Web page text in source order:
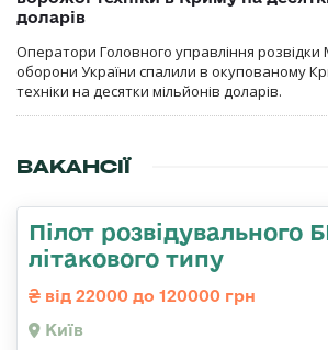
доларів
Оператори Головного управління розвідки
оборони України спалили в окупованому
техніки на десятки мільйонів доларів.
ВАКАНСІЇ
Пілот розвідувального
літакового типу
від 22000 до 120000 грн
Київ